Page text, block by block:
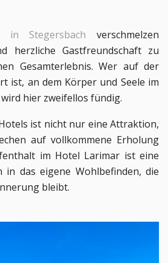
in Stegersbach verschmelzen
herzliche Gastfreundschaft zu
Gesamterlebnis. Wer auf der
ist, an dem Körper und Seele im
hier zweifellos fündig.
ist nicht nur eine Attraktion,
auf vollkommene Erholung
im Hotel Larimar ist eine
in das eigene Wohlbefinden, die
bleibt.